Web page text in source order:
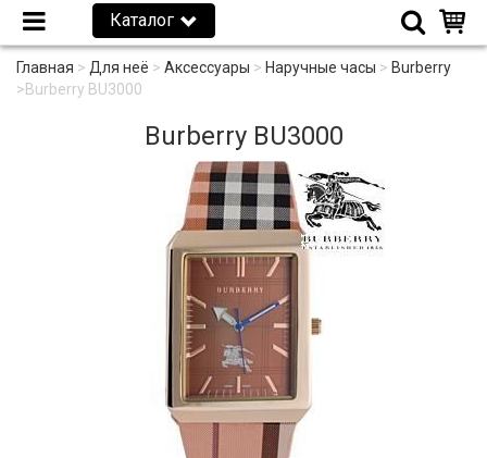
Каталог
Главная > Для неё > Аксессуары > Наручные часы > Burberry
>Burberry BU3000
Burberry BU3000